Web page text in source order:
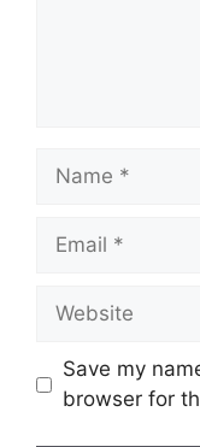
Name
Email
Website
Save my
browser for